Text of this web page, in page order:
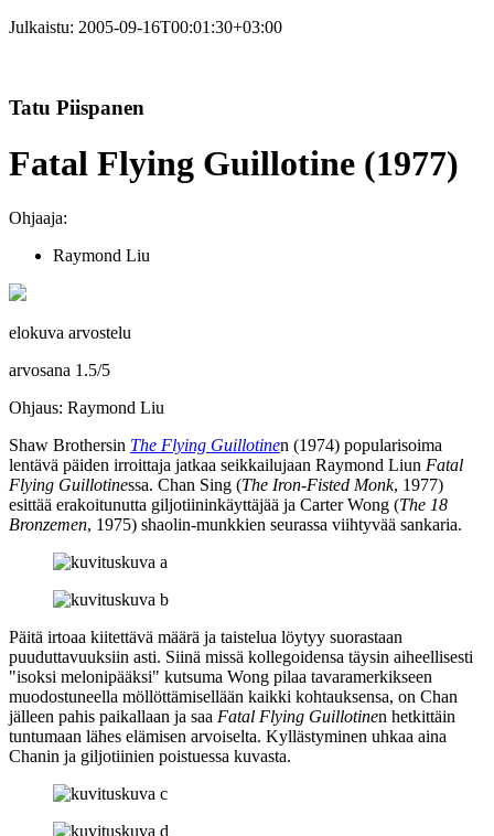
Julkaistu: 2005-09-16T00:01:30+03:00
Tatu Piispanen
Fatal Flying Guillotine (1977)
Ohjaaja:
Raymond Liu
elokuva arvostelu
arvosana 1.5/5
Ohjaus: Raymond Liu
Shaw Brothersin The Flying Guillotinen (1974) popularisoima
lentävä päiden irroittaja jatkaa seikkailujaan Raymond Liun Fatal
Flying Guillotinessa. Chan Sing (The Iron-Fisted Monk, 1977)
esittää erakoitunutta giljotiininkäyttäjää ja Carter Wong (The 18
Bronzemen, 1975) shaolin-munkkien seurassa viihtyvää sankaria.
Päitä irtoaa kiitettävä määrä ja taistelua löytyy suorastaan
puuduttavuuksiin asti. Siinä missä kollegoidensa täysin aiheellisesti
"isoksi melonipääksi" kutsuma Wong pilaa tavaramerkikseen
muodostuneella möllöttämisellään kaikki kohtauksensa, on Chan
jälleen pahis paikallaan ja saa Fatal Flying Guillotinen hetkittäin
tuntumaan lähes elämisen arvoiselta. Kyllästyminen uhkaa aina
Chanin ja giljotiinien poistuessa kuvasta.